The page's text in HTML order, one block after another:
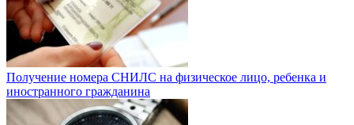
Получение номера СНИЛС на физическое лицо, ребенка и
иностранного гражданина